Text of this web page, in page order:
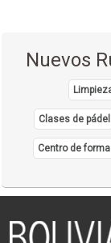
Nuevos
Clases de pádel
Centro de